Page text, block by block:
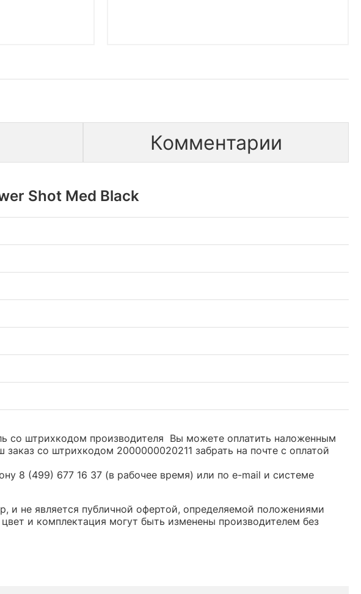
Комментарии
Shot Med Black
со штрихкодом производителя Вы можете оплатить наложенным
со штрихкодом 2000000020211 забрать на почте с оплатой
8 (499) 677 16 37 (в рабочее время) или по e-mail и системе
и не является публичной офертой, определяемой положениями
и комплектация могут быть изменены производителем без